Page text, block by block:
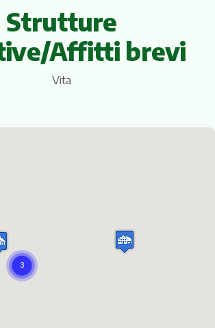
Strutture
Affitti brevi
Vita